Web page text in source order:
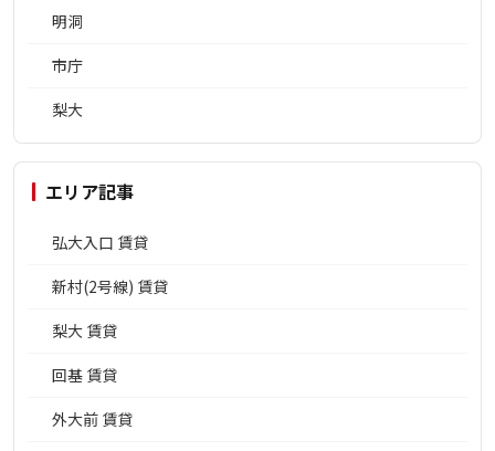
明洞
市庁
梨大
エリア記事
弘大入口 賃貸
新村(2号線) 賃貸
梨大 賃貸
回基 賃貸
外大前 賃貸